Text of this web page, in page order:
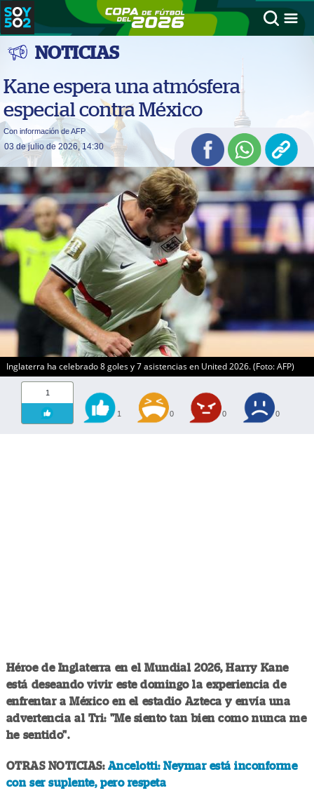
NOTICIAS
Kane espera una atmósfera
especial contra México
Con información de AFP
03 de julio de 2026, 14:30
Inglaterra ha celebrado 8 goles y 7 asistencias en United 2026. (Foto: AFP)
1
1 0 0 0
Héroe de Inglaterra en el Mundial 2026, Harry Kane
está deseando vivir este domingo la experiencia de
enfrentar a México en el estadio Azteca y envía una
advertencia al Tri: "Me siento tan bien como nunca me
he sentido".
OTRAS NOTICIAS: Ancelotti: Neymar está inconforme
con ser suplente, pero respeta